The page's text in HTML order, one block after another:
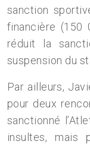
sanction
financière (150
réduit la
suspension du
Par ailleurs,
pour deux
sanctionné
insultes, mais